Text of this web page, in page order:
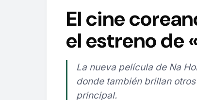
El cine
el estreno de
La nueva película de Na
donde también brillan
principal.